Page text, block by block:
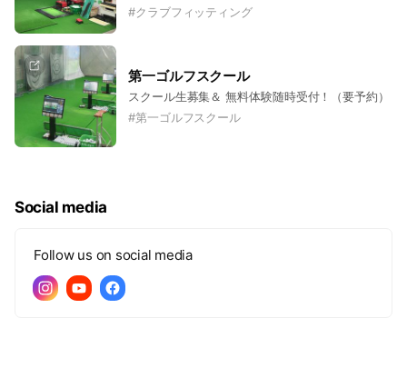
#クラブフィッティング
第一ゴルフスクール
スクール生募集＆ 無料体験随時受付！（要予約）
#第一ゴルフスクール
Social media
Follow us on social media